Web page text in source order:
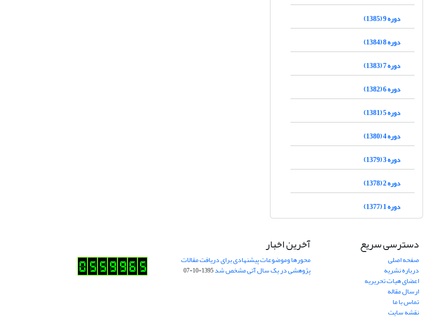
دوره 9 (1385)
دوره 8 (1384)
دوره 7 (1383)
دوره 6 (1382)
دوره 5 (1381)
دوره 4 (1380)
دوره 3 (1379)
دوره 2 (1378)
دوره 1 (1377)
دسترسی سریع
صفحه اصلی
درباره نشریه
اعضای هیات تحریریه
ارسال مقاله
تماس با ما
نقشه سایت
آخرین اخبار
محورها وموضوعات پیشنهادی برای دریافت مقالات
پژوهشی در یک سال آتی مشخص شد1395-10-07